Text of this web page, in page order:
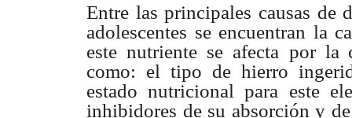
Entre las principales causas de
adolescentes se encuentran la
este nutriente se afecta por la
como: el tipo de hierro
estado nutricional para este
inhibidores de su absorción y